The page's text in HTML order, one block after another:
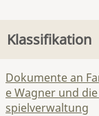
Klassifikation
Dokumente an
e Wagner und
spielverwaltung